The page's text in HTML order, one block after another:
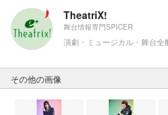
TheatriX!
舞台情報専門SPICER
演劇・ミュージカル・舞台全
その他の画像